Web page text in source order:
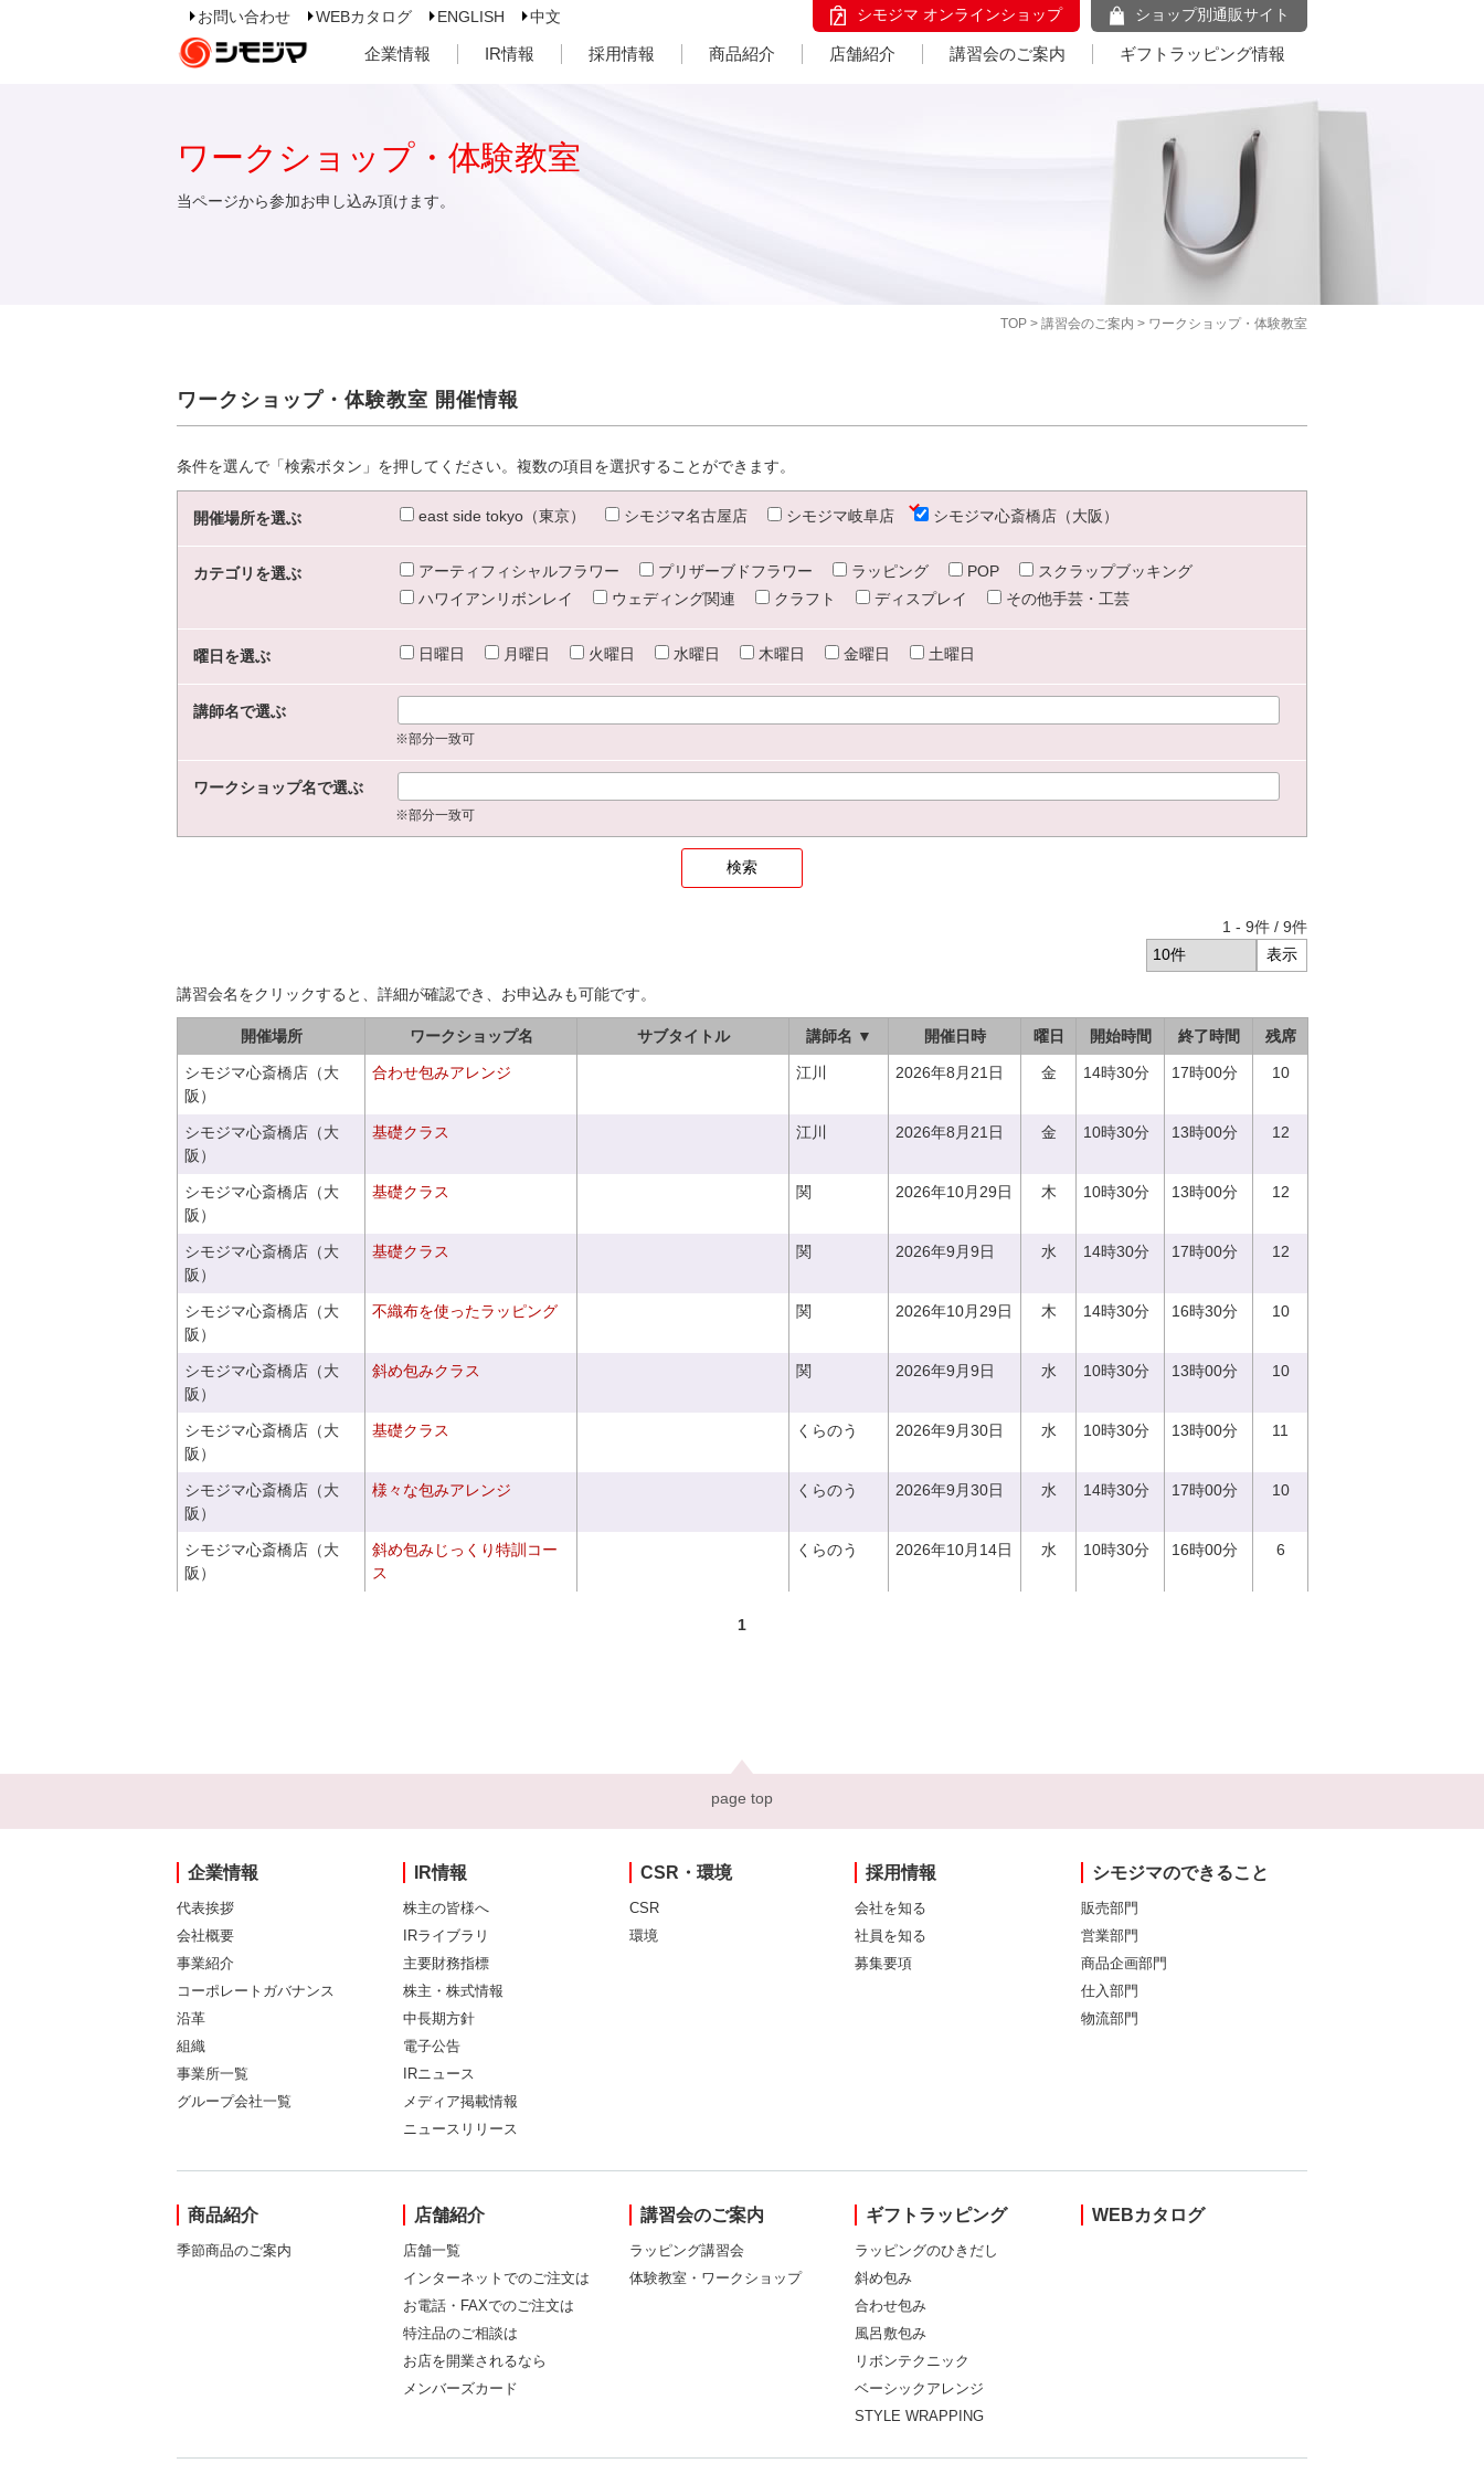
お問い合わせ WEBカタログ ENGLISH 中文 シモジマ オンラインショップ ショップ別通販サイト
企業情報 IR情報 採用情報 商品紹介 店舗紹介 講習会のご案内 ギフトラッピング情報
TOP > 講習会のご案内 > ワークショップ・体験教室
ワークショップ・体験教室
当ページから参加お申し込み頂けます。
ワークショップ・体験教室 開催情報
条件を選んで「検索ボタン」を押してください。複数の項目を選択することができます。
開催場所を選ぶ east side tokyo（東京） シモジマ名古屋店 シモジマ岐阜店 シモジマ心斎橋店（大阪）
カテゴリを選ぶ アーティフィシャルフラワー プリザーブドフラワー ラッピング POP
スクラップブッキング
ハワイアンリボンレイ
ウェディング関連 クラフト ディスプレイ その他手芸・工芸
曜日を選ぶ 日曜日 月曜日 火曜日 水曜日 木曜日 金曜日 土曜日
講師名で選ぶ
※部分一致可
ワークショップ名で選ぶ
※部分一致可
1 - 9件 / 9件
講習会名をクリックすると、詳細が確認でき、お申込みも可能です。
開催場所 ワークショップ名 サブタイトル 講師名 ▼ 開催日時 曜日 開始時間 終了時間 残席
シモジマ心斎橋店（大
阪）
合わせ包みアレンジ 江川 2026年8月21日 金 14時30分 17時00分 10
シモジマ心斎橋店（大
阪）
基礎クラス 江川 2026年8月21日 金 10時30分 13時00分 12
シモジマ心斎橋店（大
阪）
基礎クラス 関 2026年10月29日 木 10時30分 13時00分 12
シモジマ心斎橋店（大
阪）
基礎クラス 関 2026年9月9日 水 14時30分 17時00分 12
シモジマ心斎橋店（大
阪）
不織布を使ったラッピング 関 2026年10月29日 木 14時30分 16時30分 10
シモジマ心斎橋店（大
阪）
斜め包みクラス 関 2026年9月9日 水 10時30分 13時00分 10
シモジマ心斎橋店（大
阪）
基礎クラス くらのう 2026年9月30日 水 10時30分 13時00分 11
シモジマ心斎橋店（大
阪）
様々な包みアレンジ くらのう 2026年9月30日 水 14時30分 17時00分 10
シモジマ心斎橋店（大
阪）
斜め包みじっくり特訓コー
ス
くらのう 2026年10月14日 水 10時30分 16時00分 6
1
page top
企業情報
代表挨拶
会社概要
事業紹介
コーポレートガバナンス
沿革
組織
事業所一覧
グループ会社一覧
IR情報
株主の皆様へ
IRライブラリ
主要財務指標
株主・株式情報
中長期方針
電子公告
IRニュース
メディア掲載情報
ニュースリリース
CSR・環境
CSR
環境
採用情報
会社を知る
社員を知る
募集要項
シモジマのできること
販売部門
営業部門
商品企画部門
仕入部門
物流部門
商品紹介
季節商品のご案内
店舗紹介
店舗一覧
インターネットでのご注文は
お電話・FAXでのご注文は
特注品のご相談は
お店を開業されるなら
メンバーズカード
講習会のご案内
ラッピング講習会
体験教室・ワークショップ
ギフトラッピング
ラッピングのひきだし
斜め包み
合わせ包み
風呂敷包み
リボンテクニック
ベーシックアレンジ
STYLE WRAPPING
WEBカタログ